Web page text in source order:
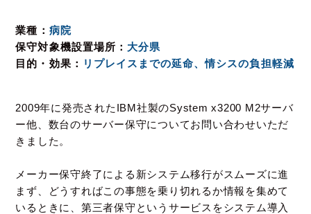
業種
病院
保守対象機設置場所
大分県
目的・効果
リプレイスまでの延命、情シスの負担軽減
2009年に発売されたIBM社製のSystem x3200 M2サーバ
ー他、 数台のサーバー保守についてお問い合わせいただ
きました。
メーカー保守終了による新システム移行がスムーズに進
まず、
どうすればこの事態を乗り切れるか情報を集めて
いるときに、 第三者保守というサービスをシステム導入